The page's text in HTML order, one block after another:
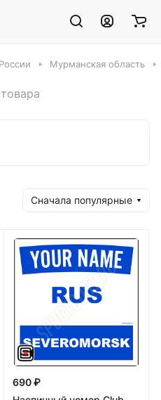
Мурманская область
Сначала популярные
690 ₽